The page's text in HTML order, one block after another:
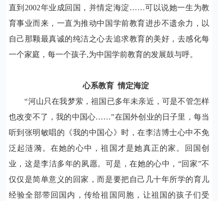
直到 2002年业成回国，并情定海淀……可以说她一生为教
育事业而来，一直为推动中国学前教育进步不遗余力，以
自己那颗最真诚的纯洁之心去追求教育的美好，去感化每
一个家庭，每一个孩子,为中国学前教育的发展鼓与呼。
心系教育 情定海淀
“河山只在我梦萦，祖国已多年未亲近，可是不管怎样
也改变不了，我的中国心……”在国外创业的日子里，每当
听到张明敏唱的《我的中国心》时，在李洁博士心中不免
泛起涟漪。在她的心中，祖国才是她真正的家。回国创
业，这是李洁多年的夙愿。可是，在她的心中，“回家”不
仅仅是简单意义的回家，而是要把自己几十年所学的育儿
经验全部带回国内，传给祖国同胞，让祖国的孩子们受